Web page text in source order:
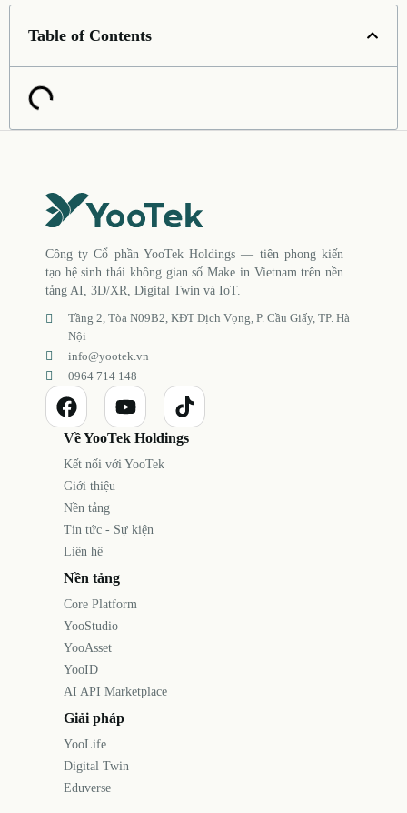
Table of Contents
Công ty Cổ phần YooTek Holdings — tiên phong kiến
tạo hệ sinh thái không gian số Make in Vietnam trên nền
tảng AI, 3D/XR, Digital Twin và IoT.
Tầng 2, Tòa N09B2, KĐT Dịch Vọng, P. Cầu Giấy, TP. Hà
Nội
info@yootek.vn
0964 714 148
Về YooTek Holdings
Kết nối với YooTek
Giới thiệu
Nền tảng
Tin tức - Sự kiện
Liên hệ
Nền tảng
Core Platform
YooStudio
YooAsset
YooID
AI API Marketplace
Giải pháp
YooLife
Digital Twin
Eduverse